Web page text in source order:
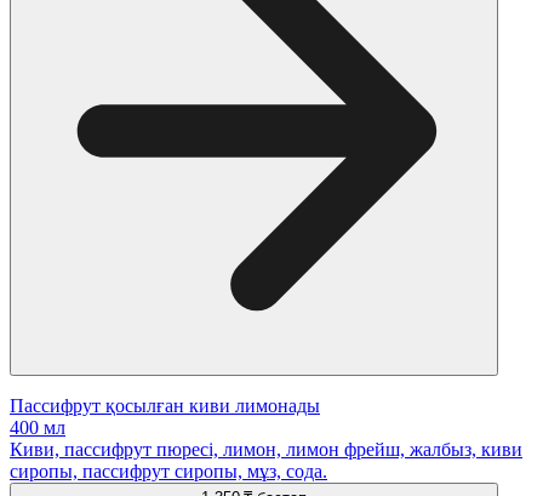
Пассифрут қосылған киви лимонады
400 мл
Киви, пассифрут пюресі, лимон, лимон фрейш, жалбыз, киви
сиропы, пассифрут сиропы, мұз, сода.